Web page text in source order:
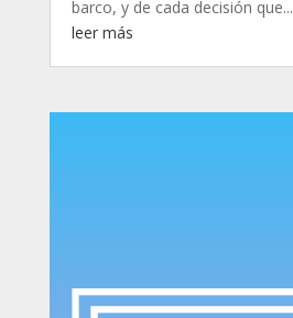
barco, y de cada decisión que...
leer más